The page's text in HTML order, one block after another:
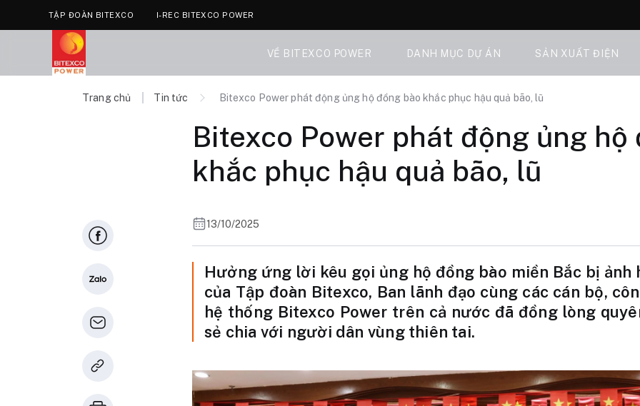
TẬP ĐOÀN BITEXCO I-REC BITEXCO POWER
VỀ BITEXCO POWER DANH MỤC DỰ ÁN SẢN XUẤT ĐIỆN
Trang chủ Tin tức Bitexco Power phát động ủng hộ đồng bào khắc phục hậu quả bão, lũ
Bitexco Power phát động ủng hộ
khắc phục hậu quả bão, lũ
13/10/2025
Hưởng ứng lời kêu gọi ủng hộ đồng bào miền Bắc bị
của Tập đoàn Bitexco, Ban lãnh đạo cùng các cán bộ,
hệ thống Bitexco Power trên cả nước đã đồng lòng
sẻ chia với người dân vùng thiên tai.